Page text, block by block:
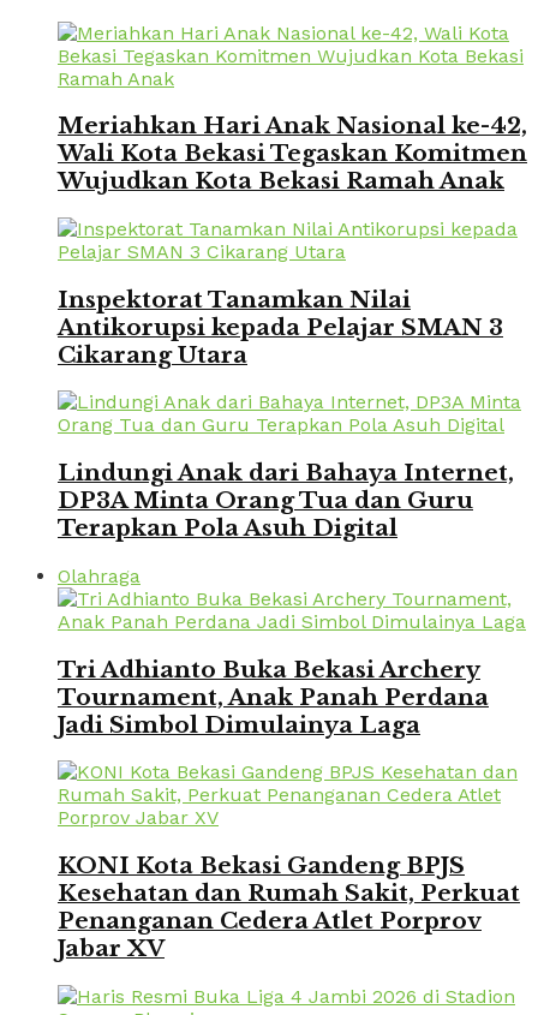
Meriahkan Hari Anak Nasional ke-42,
Wali Kota Bekasi Tegaskan Komitmen
Wujudkan Kota Bekasi Ramah Anak
Inspektorat Tanamkan Nilai
Antikorupsi kepada Pelajar SMAN 3
Cikarang Utara
Lindungi Anak dari Bahaya Internet,
DP3A Minta Orang Tua dan Guru
Terapkan Pola Asuh Digital
Olahraga
Tri Adhianto Buka Bekasi Archery
Tournament, Anak Panah Perdana
Jadi Simbol Dimulainya Laga
KONI Kota Bekasi Gandeng BPJS
Kesehatan dan Rumah Sakit, Perkuat
Penanganan Cedera Atlet Porprov
Jabar XV